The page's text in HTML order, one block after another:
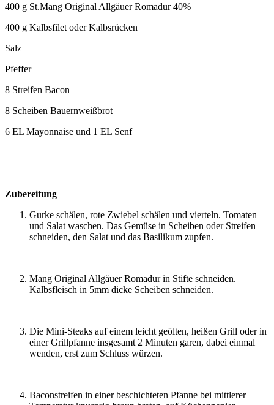
400 g St.Mang Original Allgäuer Romadur 40%
400 g Kalbsfilet oder Kalbsrücken
Salz
Pfeffer
8 Streifen Bacon
8 Scheiben Bauernweißbrot
6 EL Mayonnaise und 1 EL Senf
Zubereitung
Gurke schälen, rote Zwiebel schälen und vierteln. Tomaten
und Salat waschen. Das Gemüse in Scheiben oder Streifen
schneiden, den Salat und das Basilikum zupfen.
Mang Original Allgäuer Romadur in Stifte schneiden.
Kalbsfleisch in 5mm dicke Scheiben schneiden.
Die Mini-Steaks auf einem leicht geölten, heißen Grill oder in
einer Grillpfanne insgesamt 2 Minuten garen, dabei einmal
wenden, erst zum Schluss würzen.
Baconstreifen in einer beschichteten Pfanne bei mittlerer